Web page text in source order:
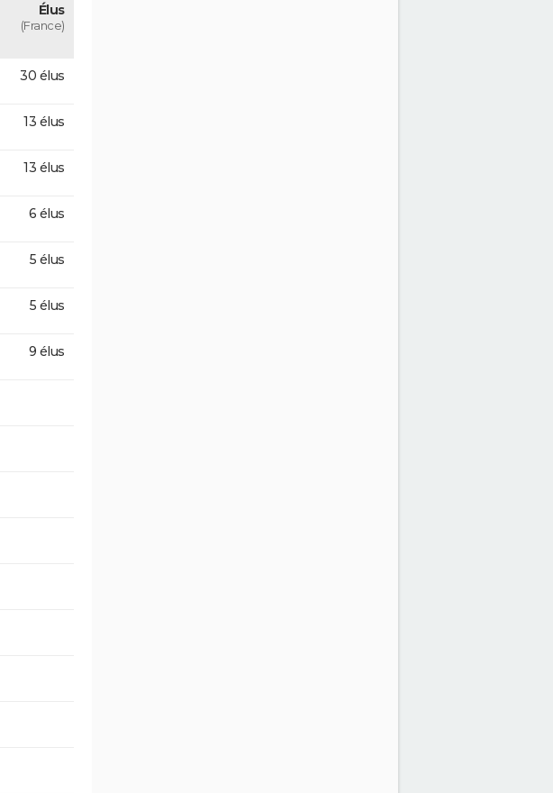
Élus
(France)
30 élus
13 élus
13 élus
6 élus
5 élus
5 élus
9 élus